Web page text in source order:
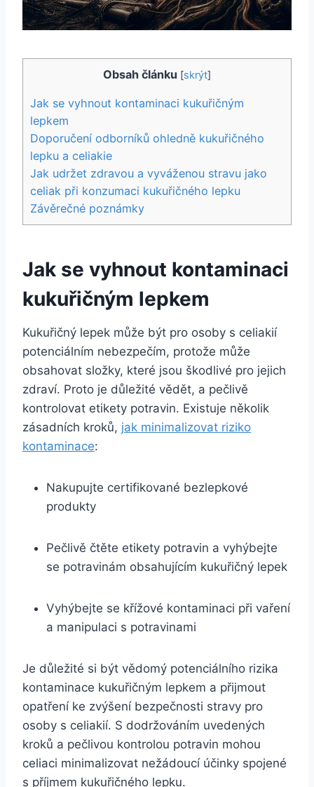
Obsah článku [skrýt]
Jak se vyhnout kontaminaci kukuřičným
lepkem
Doporučení odborníků ohledně kukuřičného
lepku a celiakie
Jak udržet zdravou a vyváženou stravu jako
celiak při konzumaci kukuřičného lepku
Závěrečné poznámky
Jak se vyhnout kontaminaci
kukuřičným lepkem
Kukuřičný lepek může být pro osoby s celiakií
potenciálním nebezpečím, protože může
obsahovat složky, které jsou škodlivé pro jejich
zdraví. Proto je důležité vědět, a pečlivě
kontrolovat etikety potravin. Existuje několik
zásadních kroků, jak minimalizovat riziko
kontaminace:
Nakupujte certifikované bezlepkové
produkty
Pečlivě čtěte etikety potravin a vyhýbejte
se potravinám obsahujícím kukuřičný lepek
Vyhýbejte se křížové kontaminaci při vaření
a manipulaci s potravinami
Je důležité si být vědomý potenciálního rizika
kontaminace kukuřičným lepkem a přijmout
opatření ke zvýšení bezpečnosti stravy pro
osoby s celiakií. S dodržováním uvedených
kroků a pečlivou kontrolou potravin mohou
celiaci minimalizovat nežádoucí účinky spojené
s příjmem kukuřičného lepku.